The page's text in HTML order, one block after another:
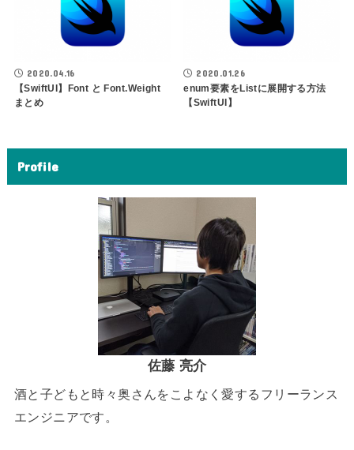
2020.04.16
【SwiftUI】Font と Font.Weight
まとめ
2020.01.26
enum要素をListに展開する方法
【SwiftUI】
Profile
佐藤 亮介
酒と子どもと時々奥さんをこよなく愛するフリーランス
エンジニアです。